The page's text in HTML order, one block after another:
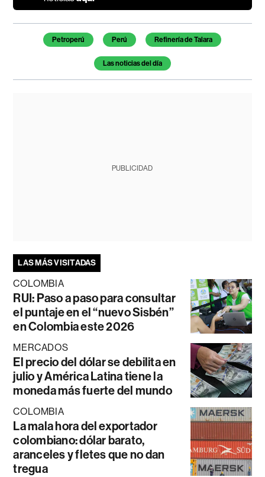
Temas de este artículo
Petroperú Perú Refinería de Talara
Las noticias del día
PUBLICIDAD
LAS MÁS VISITADAS
COLOMBIA
RUI: Paso a paso para consultar
el puntaje en el “nuevo Sisbén”
en Colombia este 2026
MERCADOS
El precio del dólar se debilita en
julio y América Latina tiene la
moneda más fuerte del mundo
COLOMBIA
La mala hora del exportador
colombiano: dólar barato,
aranceles y fletes que no dan
tregua